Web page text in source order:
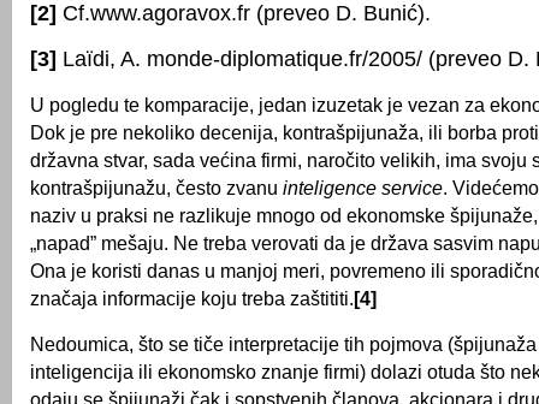
[2] Cf.www.agoravox.fr (preveo D. Bunić).
[3] Laïdi, A. monde-diplomatique.fr/2005/ (preveo D.
U pogledu te komparacije, jedan izuzetak je vezan za
Dok je pre nekoliko decenija, kontrašpijunaža, ili borba
državna stvar, sada većina firmi, naročito velikih, ima svoju
kontrašpijunažu, često zvanu inteligence service.
naziv u praksi ne razlikuje mnogo od ekonomske špijunaže,
„napad” mešaju. Ne treba verovati da je država sasvim
Ona je koristi danas u manjoj meri, povremeno ili
značaja informacije koju treba zaštititi.[4]
Nedoumica, što se tiče interpretacije tih pojmova
inteligencija ili ekonomsko znanje firmi) dolazi otuda što
odaju se špijunaži čak i sopstvenih članova, akcionara i